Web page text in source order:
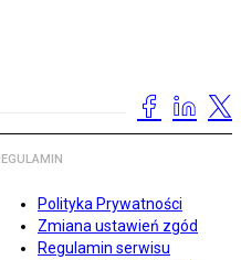
Polityka Prywatności
Zmiana ustawień zgód
Regulamin serwisu